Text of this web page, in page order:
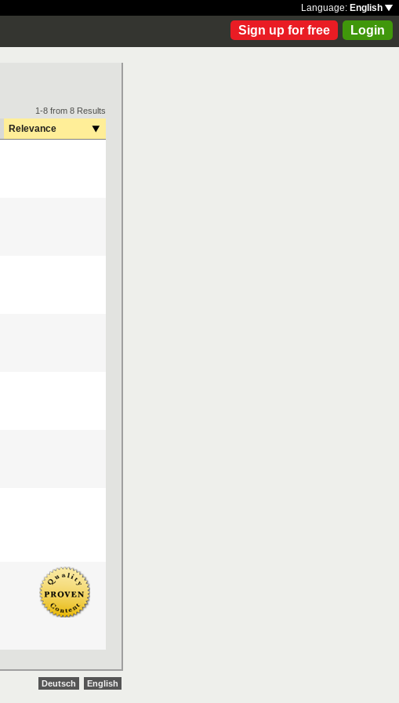
Language: English
Sign up for free Login
1-8 from 8 Results
Relevance
Deutsch English